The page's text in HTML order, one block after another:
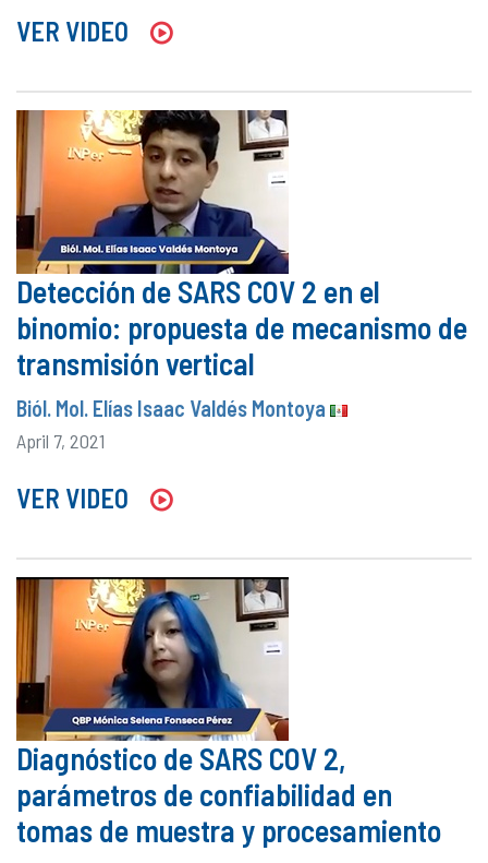
VER VIDEO
Detección de SARS COV 2 en el
binomio: propuesta de mecanismo de
transmisión vertical
Biól. Mol. Elías Isaac Valdés Montoya
April 7, 2021
VER VIDEO
Diagnóstico de SARS COV 2,
parámetros de confiabilidad en
tomas de muestra y procesamiento